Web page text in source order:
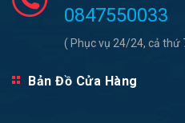
0847550033
( Phục vụ 24/24, cả thứ
Bản Đồ Cửa Hàng